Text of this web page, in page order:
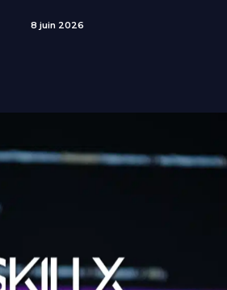
8 juin 2026